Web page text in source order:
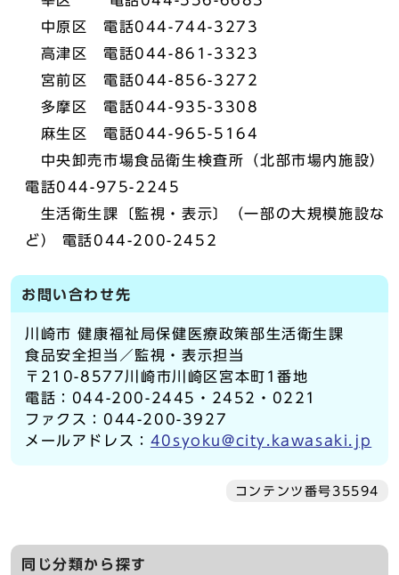
中原区 電話044-744-3273
高津区 電話044-861-3323
宮前区 電話044-856-3272
多摩区 電話044-935-3308
麻生区 電話044-965-5164
中央卸売市場食品衛生検査所（北部市場内施設）
電話044-975-2245
生活衛生課〔監視・表示〕（一部の大規模施設な
ど） 電話044-200-2452
お問い合わせ先
川崎市 健康福祉局保健医療政策部生活衛生課
食品安全担当／監視・表示担当
〒210-8577川崎市川崎区宮本町1番地
電話：044-200-2445・2452・0221
ファクス：044-200-3927
メールアドレス： 40syoku@city.kawasaki.jp
コンテンツ番号35594
同じ分類から探す